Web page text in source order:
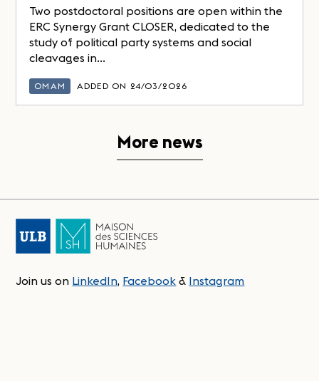
Two postdoctoral positions are open within the
ERC Synergy Grant CLOSER, dedicated to the
study of political party systems and social
cleavages in...
OMAM ADDED ON 24/03/2026
More news
Join us on LinkedIn, Facebook & Instagram